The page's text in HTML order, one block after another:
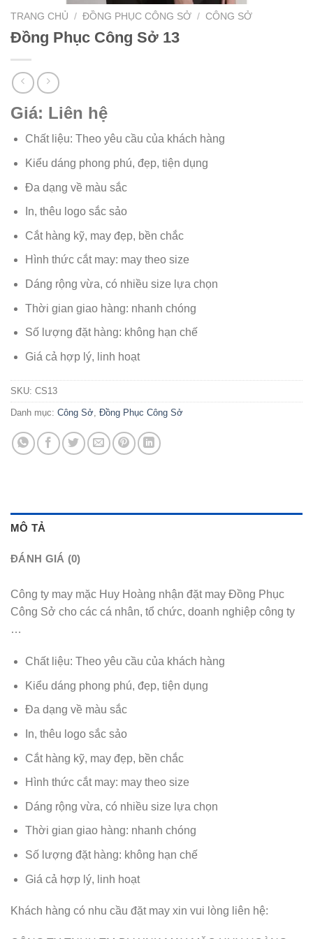
TRANG CHỦ / ĐỒNG PHỤC CÔNG SỞ / CÔNG SỞ
Đồng Phục Công Sở 13
Giá: Liên hệ
Chất liệu: Theo yêu cầu của khách hàng
Kiểu dáng phong phú, đẹp, tiện dụng
Đa dạng về màu sắc
In, thêu logo sắc sảo
Cắt hàng kỹ, may đẹp, bền chắc
Hình thức cắt may: may theo size
Dáng rộng vừa, có nhiều size lựa chọn
Thời gian giao hàng: nhanh chóng
Số lượng đặt hàng: không hạn chế
Giá cả hợp lý, linh hoạt
SKU: CS13
Danh mục: Công Sở Đồng Phục Công Sở
MÔ TẢ
ĐÁNH GIÁ (0)
Công ty may mặc Huy Hoàng nhận đặt may Đồng Phục
Công Sở cho các cá nhân, tổ chức, doanh nghiệp công ty
…
Chất liệu: Theo yêu cầu của khách hàng
Kiểu dáng phong phú, đẹp, tiện dụng
Đa dạng về màu sắc
In, thêu logo sắc sảo
Cắt hàng kỹ, may đẹp, bền chắc
Hình thức cắt may: may theo size
Dáng rộng vừa, có nhiều size lựa chọn
Thời gian giao hàng: nhanh chóng
Số lượng đặt hàng: không hạn chế
Giá cả hợp lý, linh hoạt
Khách hàng có nhu cầu đặt may xin vui lòng liên hệ: